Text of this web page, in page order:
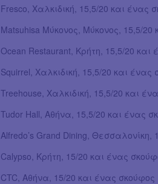
Fresco, Χαλκιδική, 15,5/20 και ένας
Matsuhisa Μύκονος, Μύκονος, 15,5/20
Ocean Restaurant, Κρήτη, 15,5/20 και
Squirrel, Χαλκιδική, 15,5/20 και ένας
Treehouse, Χαλκιδική, 15,5/20 και
Tudor Hall, Αθήνα, 15,5/20 και ένας
Alfredo’s Grand Dining,
Calypso, Κρήτη, 15/20 και ένας
CTC, Αθήνα, 15/20 και ένας σκούφος